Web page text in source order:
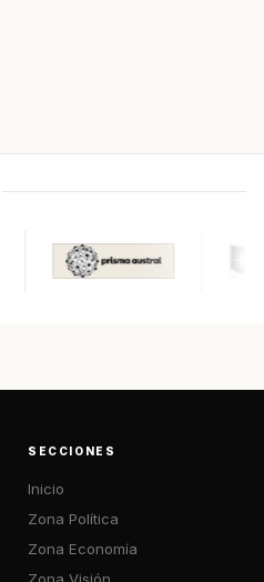
SECCIONES
Inicio
Zona Política
Zona Economía